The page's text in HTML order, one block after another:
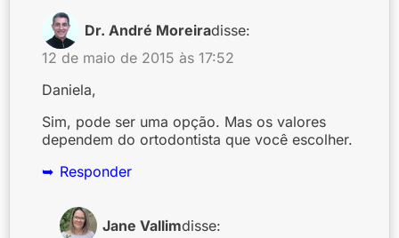
Dr. André Moreiradisse:
12 de maio de 2015 às 17:52
Daniela,
Sim, pode ser uma opção. Mas os valores
dependem do ortodontista que você escolher.
Responder
Jane Vallimdisse: